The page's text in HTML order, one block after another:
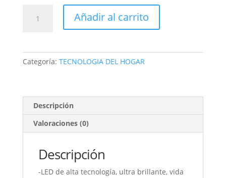
TESLA
cantidad
Añadir al carrito
Categoría: TECNOLOGIA DEL HOGAR
Descripción
Valoraciones (0)
Descripción
-LED de alta tecnología, ultra brillante, vida